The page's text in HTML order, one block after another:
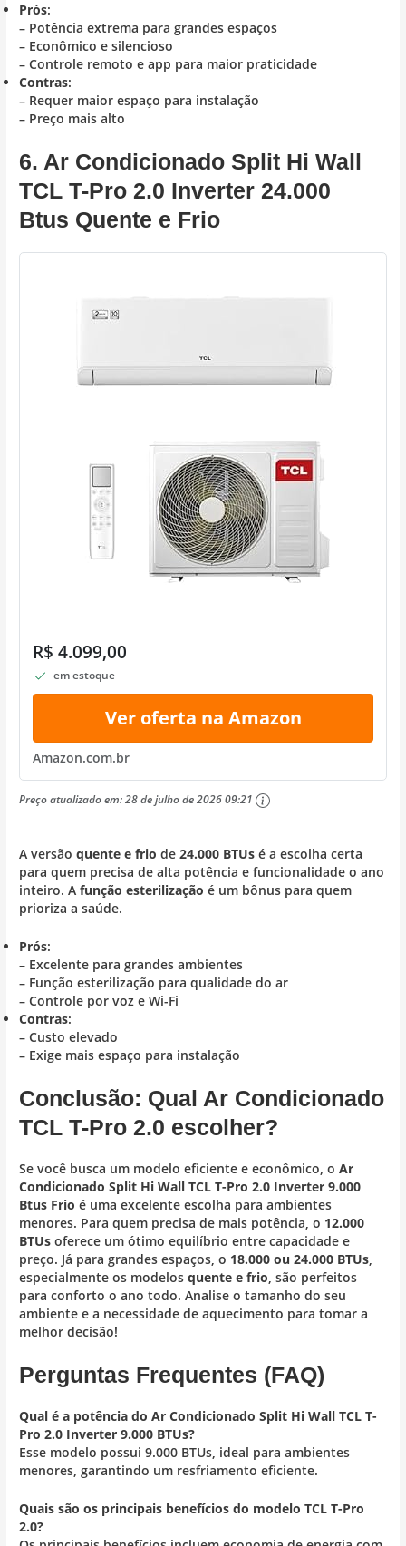
Prós:
– Potência extrema para grandes espaços
– Econômico e silencioso
– Controle remoto e app para maior praticidade
Contras:
– Requer maior espaço para instalação
– Preço mais alto
6. Ar Condicionado Split Hi Wall
TCL T-Pro 2.0 Inverter 24.000
Btus Quente e Frio
R$ 4.099,00
em estoque
Ver oferta na Amazon
Amazon.com.br
Preço atualizado em:28 de julho de 2026 09:21
A versãoquente e frio de24.000 BTUs é a escolha certa
para quem precisa de alta potência e funcionalidade o ano
inteiro. Afunção esterilização é um bônus para quem
prioriza a saúde.
Prós:
– Excelente para grandes ambientes
– Função esterilização para qualidade do ar
– Controle por voz e Wi-Fi
Contras:
– Custo elevado
– Exige mais espaço para instalação
Conclusão: Qual Ar Condicionado
TCL T-Pro 2.0 escolher?
Se você busca um modelo eficiente e econômico, oAr
Condicionado Split Hi Wall TCL T-Pro 2.0 Inverter 9.000
Btus Frio é uma excelente escolha para ambientes
menores. Para quem precisa de mais potência, o 12.000
BTUs oferece um ótimo equilíbrio entre capacidade e
preço. Já para grandes espaços, o 18.000 ou 24.000 BTUs
especialmente os modelosquente e frio , são perfeitos
para conforto o ano todo. Analise o tamanho do seu
ambiente e a necessidade de aquecimento para tomar a
melhor decisão!
Perguntas Frequentes (FAQ)
Qual é a potência do Ar Condicionado Split Hi Wall TCL T-
Pro 2.0 Inverter 9.000 BTUs?
Esse modelo possui 9.000 BTUs, ideal para ambientes
menores, garantindo um resfriamento eficiente.
Quais são os principais benefícios do modelo TCL T-Pro
2.0?